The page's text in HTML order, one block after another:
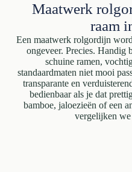
Maatwerk
raam
Een maatwerk rolgordijn
ongeveer. Precies. Handig
schuine ramen,
standaardmaten niet mooi
transparante en
bedienbaar als je dat
bamboe, jaloezieën of een
vergelijken we